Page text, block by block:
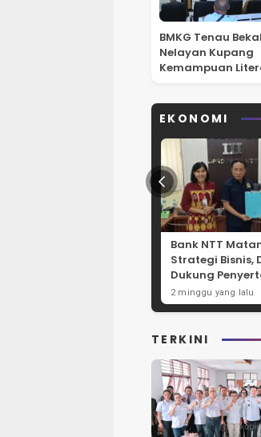
BMKG Tenau
Nelayan Kupang
Kemampuan
EKONOMI
Bank NTT
Strategi Bisnis,
Dukung
Modal Rp30
2 minggu yang lalu
TERKINI